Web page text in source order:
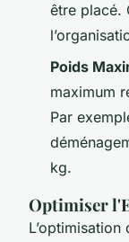
être placé.
Poids
maximum
Par
kg.
Optimiser
L’optimisation